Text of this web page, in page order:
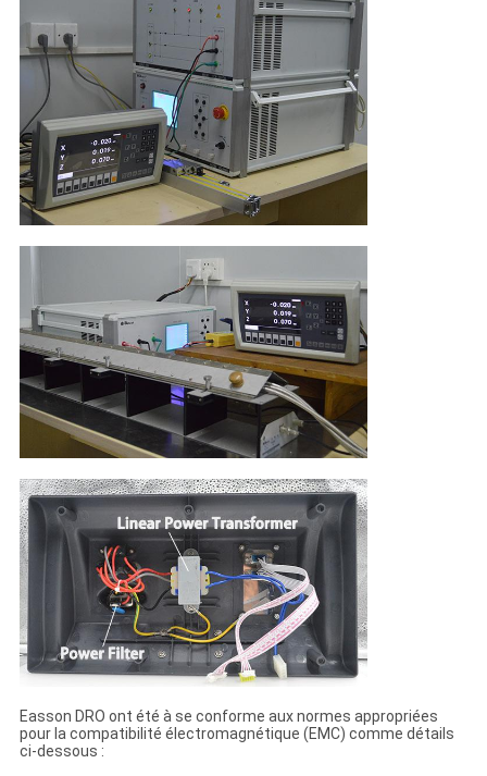
Easson DRO ont été à se conforme aux normes appropriées
pour la compatibilité électromagnétique (EMC) comme détails
ci-dessous :